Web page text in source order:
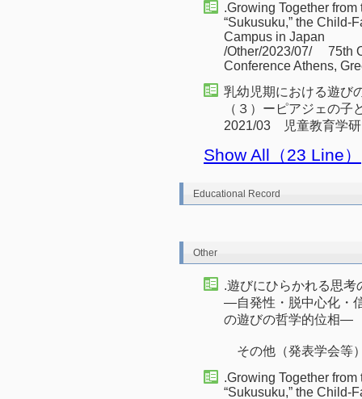
.Growing Together
“Sukusuku,” the Child-
Campus in Japan
/Other/2023/07/ 75th
Conference Athens,
乳幼児期における遊び
（３）ーピアジェの
2021/03 児童教育学
Show All（23 Line）
Educational Record
Other
.遊びにひらかれる思
―自発性・脱中心化・
の遊びの哲学的位相―
その他（発表学会等
.Growing Together
“Sukusuku,” the Child-